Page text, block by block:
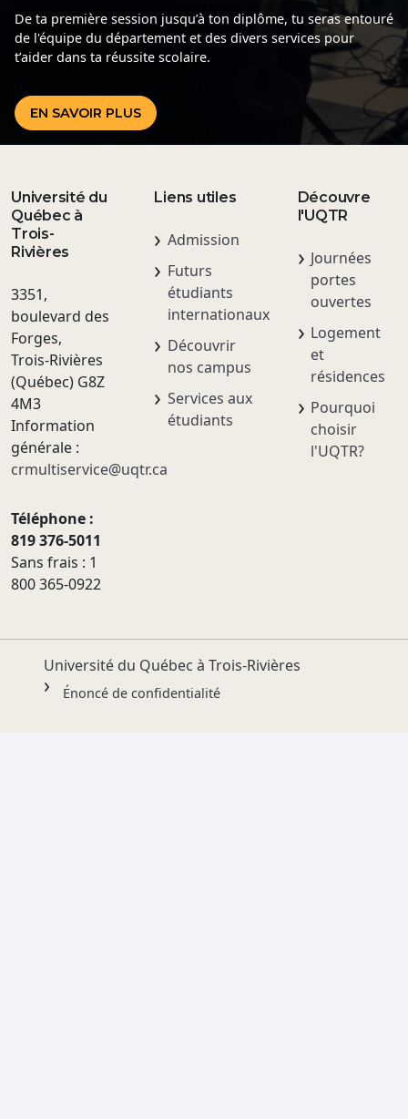
De ta première session jusqu’à ton diplôme, tu seras entouré
de l'équipe du département et des divers services pour
t’aider dans ta réussite scolaire.
EN SAVOIR PLUS
Université du
Québec à
Trois-
Rivières
3351,
boulevard des
Forges,
Trois-Rivières
(Québec) G8Z
4M3
Information
générale :
crmultiservice@uqtr.ca
Téléphone :
819 376-5011
Sans frais : 1
800 365-0922
Liens utiles
Admission
Futurs
étudiants
internationaux
Découvrir
nos campus
Services aux
étudiants
Découvre
l'UQTR
Journées
portes
ouvertes
Logement
et
résidences
Pourquoi
choisir
l'UQTR?
Université du Québec à Trois-Rivières
Énoncé de confidentialité